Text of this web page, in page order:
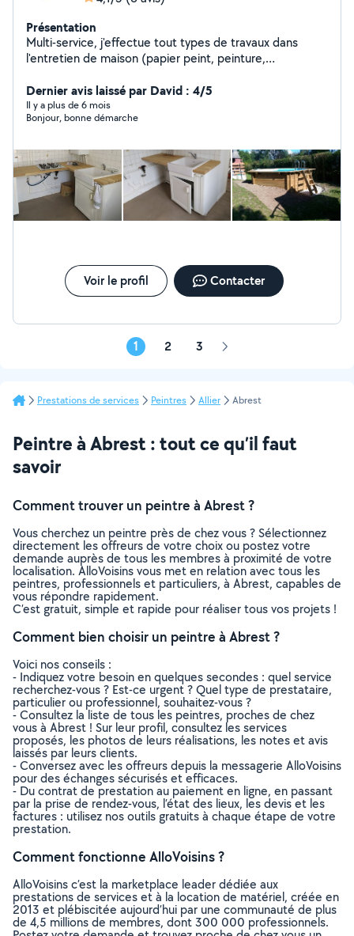
Présentation
Multi-service, j'effectue tout types de travaux dans
l'entretien de maison (papier peint, peinture,
CESU A vôtre service
Dernier avis laissé par David : 4/5
Il y a plus de 6 mois
Bonjour, bonne démarche
Voir le profil Contacter
1 2 3 Page
Prestations de services Peintres Allier Abrest
Peintre à Abrest : tout ce qu’il faut
savoir
Comment trouver un peintre à Abrest ?
Vous cherchez un peintre près de chez vous ? Sélectionnez
directement les offreurs de votre choix ou postez votre
demande auprès de tous les membres à proximité de votre
localisation. AlloVoisins vous met en relation avec tous les
peintres, professionnels et particuliers, à Abrest, capables de
vous répondre rapidement.
C’est gratuit, simple et rapide pour réaliser tous vos projets !
Comment bien choisir un peintre à Abrest ?
Voici nos conseils :
- Indiquez votre besoin en quelques secondes : quel service
recherchez-vous ? Est-ce urgent ? Quel type de prestataire,
particulier ou professionnel, souhaitez-vous ?
- Consultez la liste de tous les peintres, proches de chez
vous à Abrest ! Sur leur profil, consultez les services
proposés, les photos de leurs réalisations, les notes et avis
laissés par leurs clients.
- Conversez avec les offreurs depuis la messagerie AlloVoisins
pour des échanges sécurisés et efficaces.
- Du contrat de prestation au paiement en ligne, en passant
par la prise de rendez-vous, l’état des lieux, les devis et les
factures : utilisez nos outils gratuits à chaque étape de votre
prestation.
Comment fonctionne AlloVoisins ?
AlloVoisins c’est la marketplace leader dédiée aux
prestations de services et à la location de matériel, créée en
2013 et plébiscitée aujourd’hui par une communauté de plus
de 4,5 millions de membres, dont 300 000 professionnels.